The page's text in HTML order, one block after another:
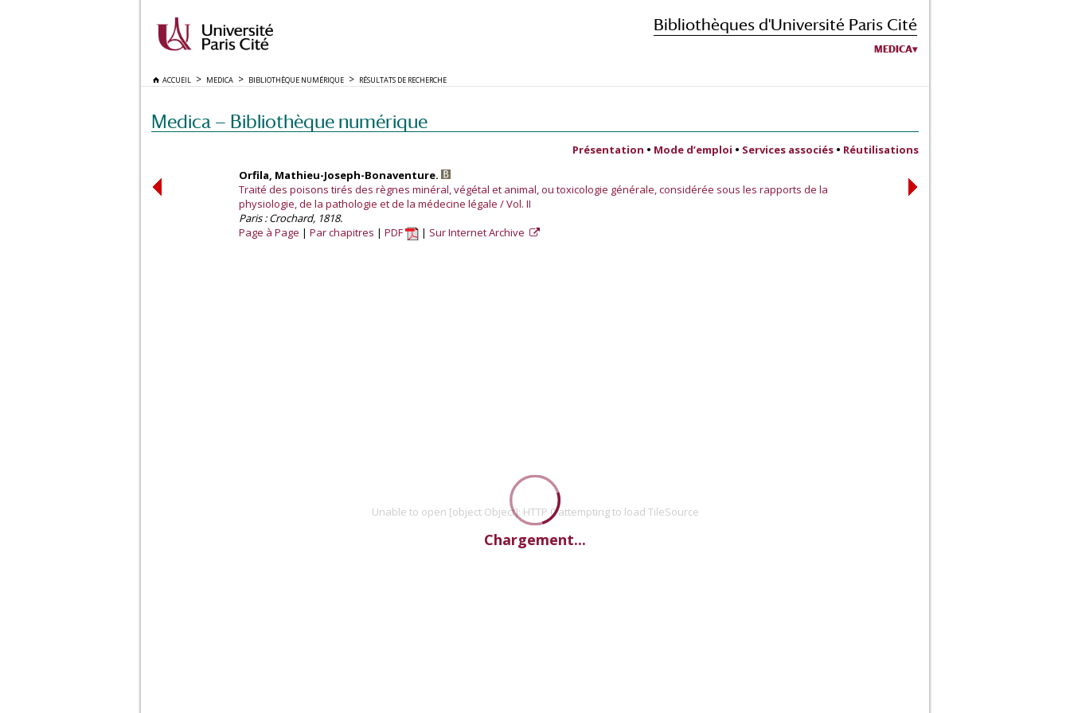
Bibliothèques d'Université Paris Cité
MEDICA
ACCUEIL MEDICA BIBLIOTHÈQUE NUMÉRIQUE RÉSULTATS DE RECHERCHE
Medica — Bibliothèque numérique
Présentation • Mode d’emploi • Services associés • Réutilisations
Orfila, Mathieu-Joseph-Bonaventure.
Traité des poisons tirés des règnes minéral, végétal et animal, ou toxicologie générale, considérée sous les rapports de la
physiologie, de la pathologie et de la médecine légale / Vol. II
Paris : Crochard, 1818.
Page à Page
Par chapitres PDF Sur Internet Archive
Unable to open [object Object]: HTTP 0 attempting to load TileSource
Chargement...